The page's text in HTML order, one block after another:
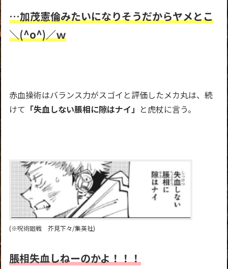
…加茂憲倫みたいになりそうだからヤメとこ
＼(^o^)／ｗ
赤血操術はバランス力がスゴイと評価したメカ丸は、続
けて 「失血しない脹相に隙はナイ」 と虎杖に言う。
(※呪術廻戦 芥見下々/集英社)
脹相失血しねーのかよ！！！